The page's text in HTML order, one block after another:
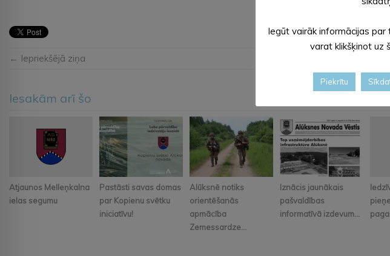
← Iepriekšējā ziņa
Iesakām arī šo
Atjaunos Melleņkalna
ielas segumu
Pastāsti savas domas
par Kopienu svētku
iniciatīvu!
Alūksnē notiks
orientēšanās
apmācība
Zemessardze...
Iznācis jaunākais
pašvaldības
informatīvā izdevum...
Iegūt vairāk informācijas
varat klikšķinot uz
Piekrītu